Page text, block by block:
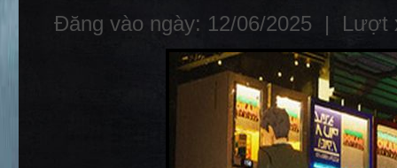
Đăng vào ngày: 12/06/2025 | Lượt